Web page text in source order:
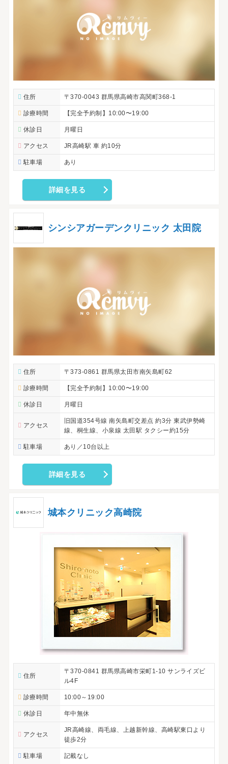
住所 〒370-0043 群馬県高崎市高関町368-1
診療時間 【完全予約制】10:00〜19:00
休診日 月曜日
アクセス JR高崎駅 車 約10分
駐車場 あり
詳細を見る
シンシアガーデンクリニック 太田院
住所 〒373-0861 群馬県太田市南矢島町62
診療時間 【完全予約制】10:00〜19:00
休診日 月曜日
アクセス
旧国道354号線 南矢島町交差点 約3分 東武伊勢崎
線、桐生線、小泉線 太田駅 タクシー約15分
駐車場 あり／10台以上
詳細を見る
城本クリニック高崎院
住所
〒370-0841 群馬県高崎市栄町1-10 サンライズビ
ル4F
診療時間 10:00～19:00
休診日 年中無休
アクセス
JR高崎線、両毛線、上越新幹線、高崎駅東口より
徒歩2分
駐車場 記載なし